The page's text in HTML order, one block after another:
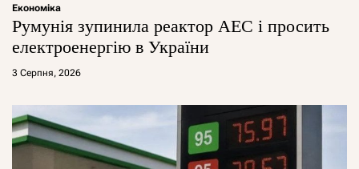
Економіка
Румунія зупинила реактор АЕС і просить
електроенергію в України
3 Серпня, 2026